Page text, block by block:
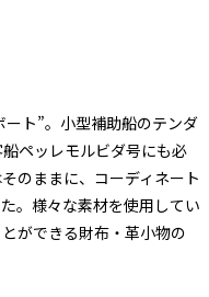
ト”。小型補助船のテンダ
ペッレモルビダ号にも必
のままに、コーディネート
。様々な素材を使用してい
ができる財布・革小物の